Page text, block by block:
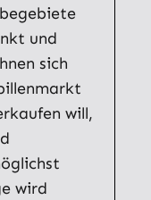
und
sich
will,
wird